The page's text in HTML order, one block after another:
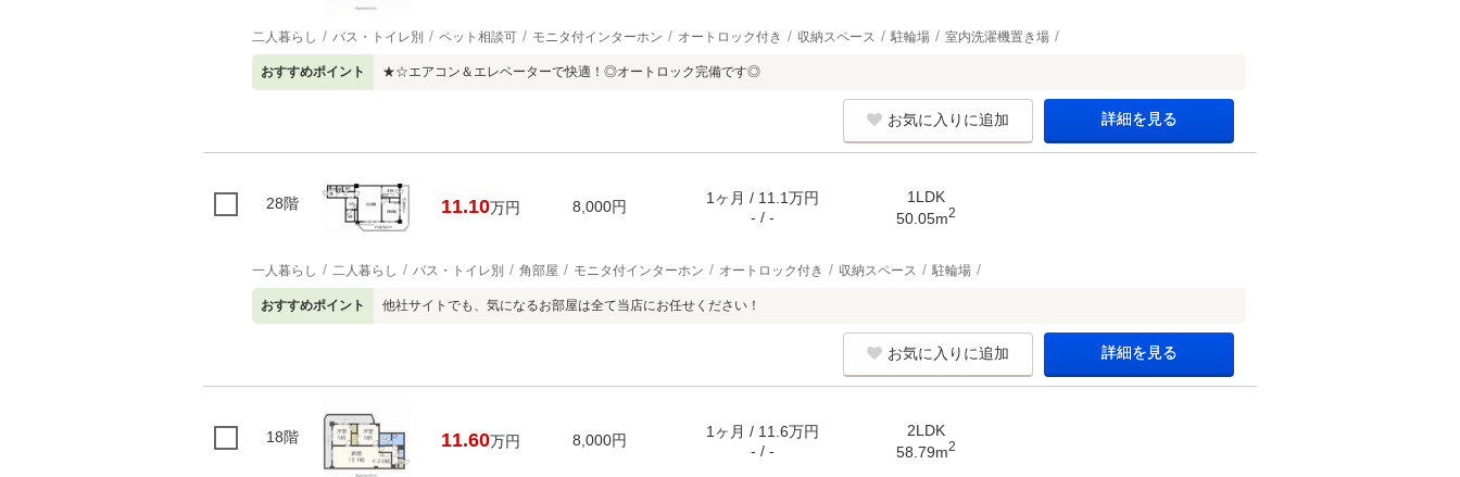
二人暮らし バス・トイレ別 ペット相談可 モニタ付インターホン オートロック付き 収納スペース 駐輪場 室内洗濯機置き場
おすすめポイント ★☆エアコン＆エレベーターで快適！◎オートロック完備です◎
お気に入りに追加 詳細を見る
28階 11.10万円 8,000円
1ヶ月 / 11.1万円
- / -
1LDK
50.05m2
一人暮らし 二人暮らし バス・トイレ別 角部屋 モニタ付インターホン オートロック付き 収納スペース 駐輪場
おすすめポイント 他社サイトでも、気になるお部屋は全て当店にお任せください！
お気に入りに追加 詳細を見る
18階 11.60万円 8,000円
1ヶ月 / 11.6万円
- / -
2LDK
58.79m2